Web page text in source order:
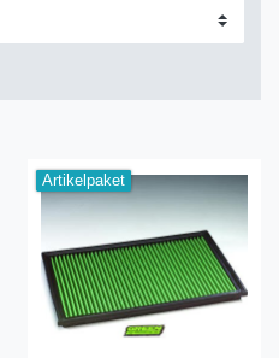
Artikelpaket